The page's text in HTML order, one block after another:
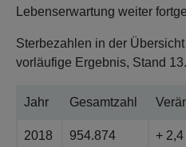
Lebenserwartung weiter
Sterbezahlen in der
vorläufige Ergebnis, Stand
Jahr Gesamtzahl
2018 954.874 + 2,4